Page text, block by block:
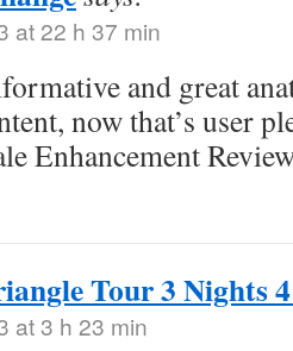
at 22 h 37 min
and great
now that’s user
Enhancement
Tour 3 Nights 4
at 3 h 23 min